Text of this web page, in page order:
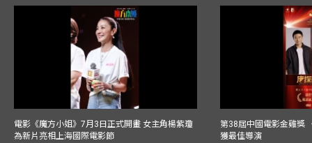
電影《魔方小姐》7月3日正式開畫 女主角楊紫瓊
為新片亮相上海國際電影節
第38屆中國電影金雞獎
獲最佳導演